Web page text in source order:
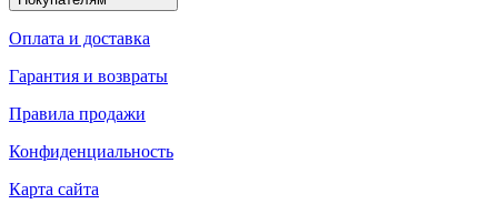
Оплата и доставка
Гарантия и возвраты
Правила продажи
Конфиденциальность
Карта сайта